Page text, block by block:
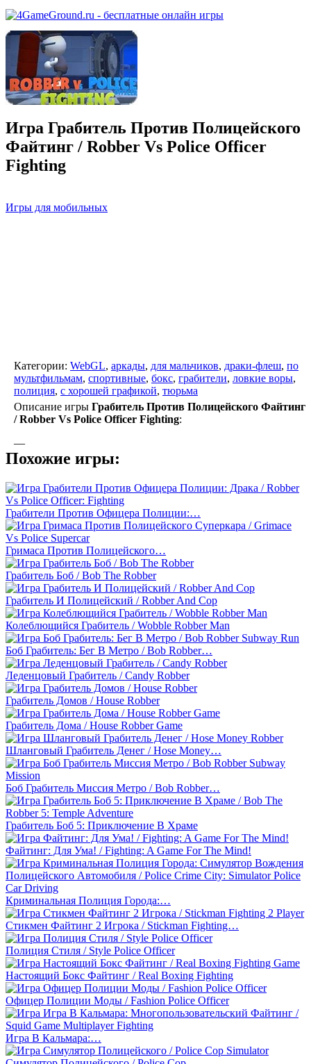
Игра Грабитель Против Полицейского
Файтинг / Robber Vs Police Officer
Fighting
Игры для мобильных
Категории: WebGL, аркады, для мальчиков, драки-флеш, по
мультфильмам, спортивные, бокс, грабители, ловкие воры,
полиция, с хорошей графикой, тюрьма
Описание игры Грабитель Против Полицейского Файтинг
/ Robber Vs Police Officer Fighting:
—
Похожие игры:
Грабители Против Офицера Полиции:…
Гримаса Против Полицейского…
Грабитель Боб / Bob The Robber
Грабитель И Полицейский / Robber And Cop
Колеблющийся Грабитель / Wobble Robber Man
Боб Грабитель: Бег В Метро / Bob Robber…
Леденцовый Грабитель / Candy Robber
Грабитель Домов / House Robber
Грабитель Дома / House Robber Game
Шланговый Грабитель Денег / Hose Money…
Боб Грабитель Миссия Метро / Bob Robber…
Грабитель Боб 5: Приключение В Храме
Файтинг: Для Ума! / Fighting: A Game For The Mind!
Криминальная Полиция Города:…
Стикмен Файтинг 2 Игрока / Stickman Fighting…
Полиция Стиля / Style Police Officer
Настоящий Бокс Файтинг / Real Boxing Fighting
Офицер Полиции Моды / Fashion Police Officer
Игра В Кальмара:…